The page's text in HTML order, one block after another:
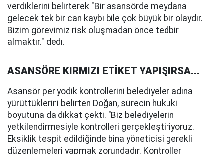
verdiklerini belirterek "Bir asansörde meydana
gelecek tek bir can kaybı bile çok büyük bir olaydır.
Bizim görevimiz risk oluşmadan önce tedbir
almaktır." dedi.
ASANSÖRE KIRMIZI ETİKET YAPIŞIRSA...
Asansör periyodik kontrollerini belediyeler adına
yürüttüklerini belirten Doğan, sürecin hukuki
boyutuna da dikkat çekti. "Biz belediyelerin
yetkilendirmesiyle kontrolleri gerçekleştiriyoruz.
Eksiklik tespit edildiğinde bina yöneticisi gerekli
düzenlemeleri yapmak zorundadır. Kontroller